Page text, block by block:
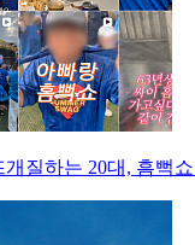
질하는 20대, 흠뻑